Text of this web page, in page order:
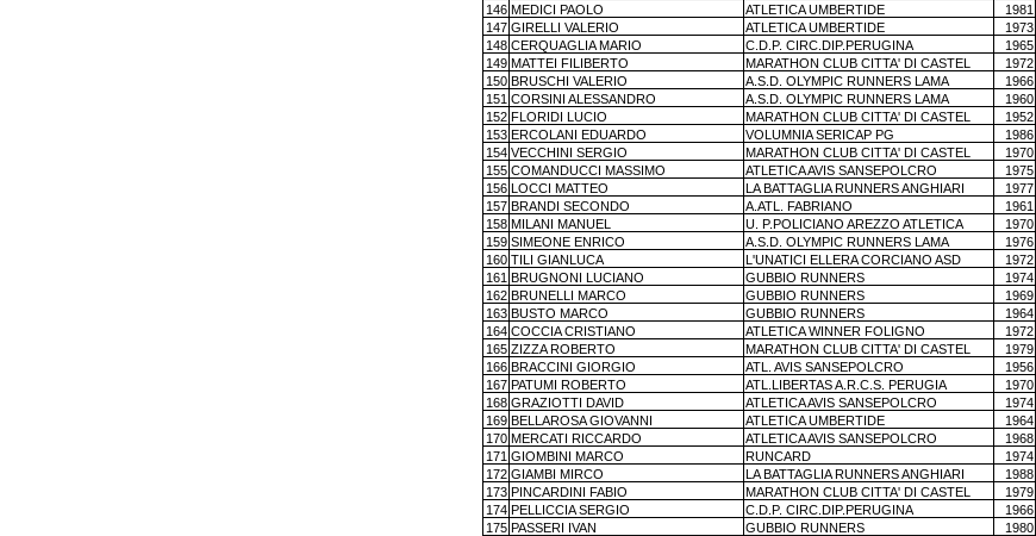
146 MEDICI PAOLO ATLETICA UMBERTIDE 1981
147 GIRELLI VALERIO ATLETICA UMBERTIDE 1973
148 CERQUAGLIA MARIO C.D.P. CIRC.DIP.PERUGINA 1965
149 MATTEI FILIBERTO MARATHON CLUB CITTA' DI CASTEL 1972
150 BRUSCHI VALERIO A.S.D. OLYMPIC RUNNERS LAMA 1966
151 CORSINI ALESSANDRO A.S.D. OLYMPIC RUNNERS LAMA 1960
152 FLORIDI LUCIO MARATHON CLUB CITTA' DI CASTEL 1952
153 ERCOLANI EDUARDO VOLUMNIA SERICAP PG 1986
154 VECCHINI SERGIO MARATHON CLUB CITTA' DI CASTEL 1970
155 COMANDUCCI MASSIMO ATLETICA AVIS SANSEPOLCRO 1975
156 LOCCI MATTEO LA BATTAGLIA RUNNERS ANGHIARI 1977
157 BRANDI SECONDO A.ATL. FABRIANO 1961
158 MILANI MANUEL U. P.POLICIANO AREZZO ATLETICA 1970
159 SIMEONE ENRICO A.S.D. OLYMPIC RUNNERS LAMA 1976
160 TILI GIANLUCA L'UNATICI ELLERA CORCIANO ASD 1972
161 BRUGNONI LUCIANO GUBBIO RUNNERS 1974
162 BRUNELLI MARCO GUBBIO RUNNERS 1969
163 BUSTO MARCO GUBBIO RUNNERS 1964
164 COCCIA CRISTIANO ATLETICA WINNER FOLIGNO 1972
165 ZIZZA ROBERTO MARATHON CLUB CITTA' DI CASTEL 1979
166 BRACCINI GIORGIO ATL. AVIS SANSEPOLCRO 1956
167 PATUMI ROBERTO ATL.LIBERTAS A.R.C.S. PERUGIA 1970
168 GRAZIOTTI DAVID ATLETICA AVIS SANSEPOLCRO 1974
169 BELLAROSA GIOVANNI ATLETICA UMBERTIDE 1964
170 MERCATI RICCARDO ATLETICA AVIS SANSEPOLCRO 1968
171 GIOMBINI MARCO RUNCARD 1974
172 GIAMBI MIRCO LA BATTAGLIA RUNNERS ANGHIARI 1988
173 PINCARDINI FABIO MARATHON CLUB CITTA' DI CASTEL 1979
174 PELLICCIA SERGIO C.D.P. CIRC.DIP.PERUGINA 1966
175 PASSERI IVAN GUBBIO RUNNERS 1980